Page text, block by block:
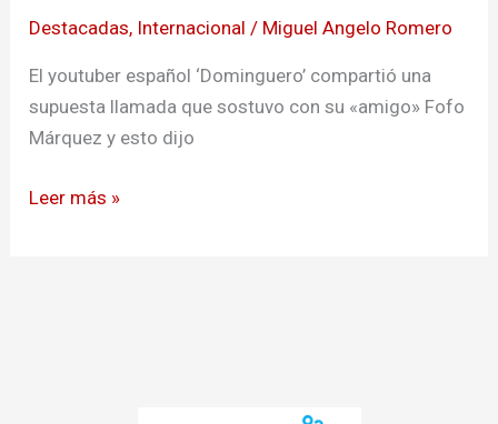
Destacadas, Internacional / Miguel Angelo Romero
El youtuber español ‘Dominguero’ compartió una
supuesta llamada que sostuvo con su «amigo» Fofo
Márquez y esto dijo
en
el
penal
de
Leer más »